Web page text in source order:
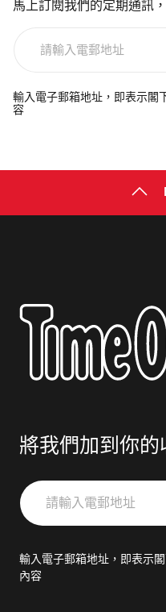
馬上訂閱我們的定期通訊
電
郵
輸入電子郵箱地址，即表示閣
容
將我們加到你的
請
輸
郵
輸入電子郵箱地址，即表示
內容